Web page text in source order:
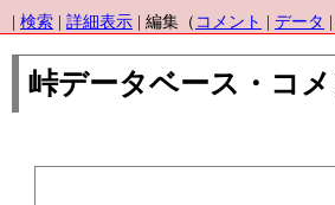
検索 詳細表示 | 編集（ コメント データ
峠データベース・コメ